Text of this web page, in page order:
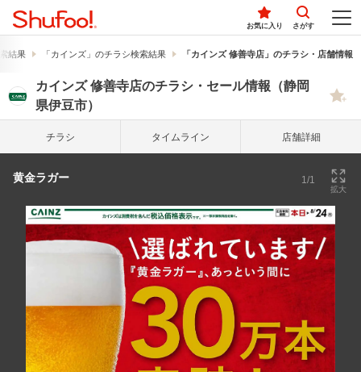
お気に入り さがす
結果 「カインズ」のチラシ検索結果 「カインズ 修善寺店」のチラシ・店舗情報
カインズ 修善寺店のチラシ・セール情報（静岡
県伊豆市）
チラシ タイム ライン 店舗詳細
黄金ラガー 1/1
拡大